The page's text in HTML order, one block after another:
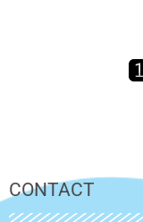
CONTACT